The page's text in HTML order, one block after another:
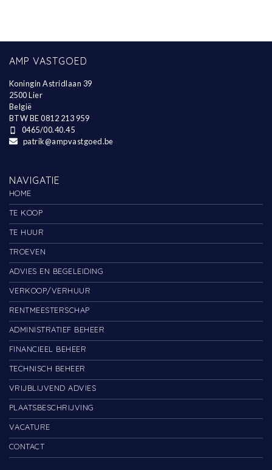
AMP VASTGOED
Koningin Astridlaan 39
2500 Lier
België
BTW BE 0812 213 959
0465/00.40.45
patrik@ampvastgoed.be
NAVIGATIE
HOME
TE KOOP
TE HUUR
TROEVEN
ADVIES EN BEGELEIDING
VERKOOP/VERHUUR
RENTMEESTERSCHAP
ADMINISTRATIEF BEHEER
FINANCIEEL BEHEER
TECHNISCH BEHEER
VRIJBLIJVEND ADVIES
PLAATSBESCHRIJVING
VACATURE
CONTACT